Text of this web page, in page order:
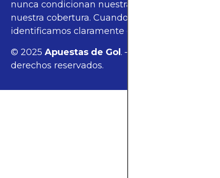
nunca condicionan nuestras opiniones ni
nuestra cobertura. Cuando corresponde,
identificamos claramente estos enlaces.
© 2025Apuestas de Gol. — Todos los
derechos reservados.